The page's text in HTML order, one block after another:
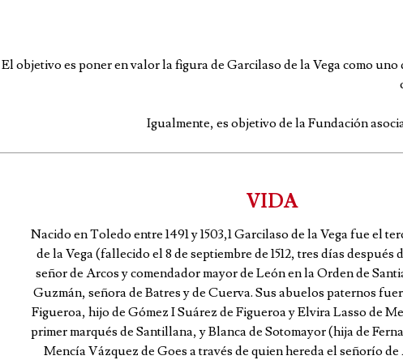
El objetivo es poner en valor la figura de Garcilaso de la Vega como
Igualmente, es objetivo de la Fundación
VIDA
Nacido en Toledo entre 1491 y 1503,1 Garcilaso de la Vega fue el
de la Vega (fallecido el 8 de septiembre de 1512, tres días
señor de Arcos y comendador mayor de León en la Orden de
Guzmán, señora de Batres y de Cuerva. Sus abuelos paternos
Figueroa, hijo de Gómez I Suárez de Figueroa y Elvira Lasso de
primer marqués de Santillana, y Blanca de Sotomayor (hija de
Mencía Vázquez de Goes a través de quien hereda el señorío de